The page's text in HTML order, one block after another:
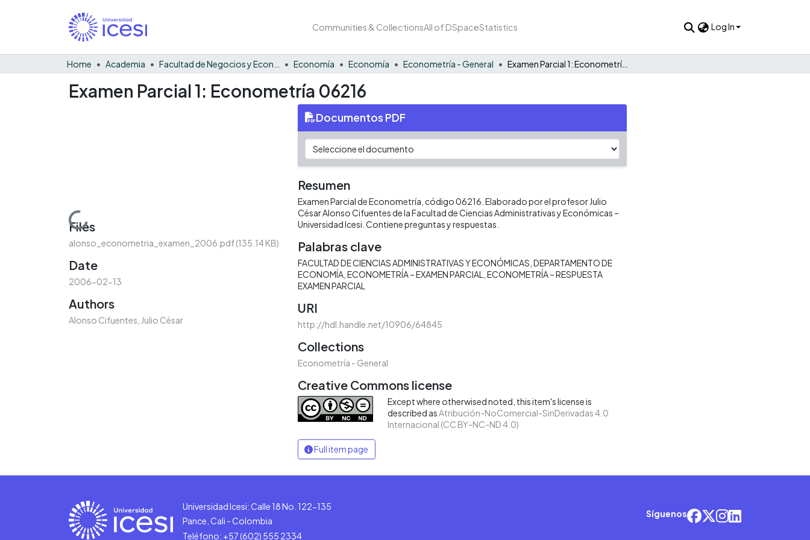
Communities & CollectionsAll of DSpaceStatistics Log In
Home Academia Economía Economía Econometría - General Examen Parcial 1: Econometría 06216
Examen Parcial 1: Econometría 06216
Loading...
Files
alonso_econometria_examen_2006.pdf(135.14 KB)
Date
2006-02-13
Authors
Alonso Cifuentes, Julio César
Documentos PDF
Resumen
Examen Parcial de Econometría, código 06216. Elaborado por el profesor Julio
César Alonso Cifuentes de la Facultad de Ciencias Administrativas y Económicas –
Universidad Icesi. Contiene preguntas y respuestas.
Palabras clave
FACULTAD DE CIENCIAS ADMINISTRATIVAS Y ECONÓMICAS DEPARTAMENTO DE
ECONOMÍA ECONOMETRÍA – EXAMEN PARCIAL
ECONOMETRÍA – RESPUESTA
EXAMEN PARCIAL
URI
http://hdl.handle.net/10906/64845
Collections
Econometría - General
Creative Commons license
Except where otherwised noted, this item's license is
described as Atribución-NoComercial-SinDerivadas 4.0
Internacional (CC BY-NC-ND 4.0)
Full item page
Universidad Icesi: Calle 18 No. 122-135
Pance, Cali - Colombia
Teléfono: +57 (602) 555 2334
Síguenos